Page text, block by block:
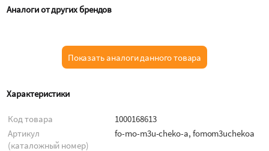
Аналоги от других брендов
Показать аналоги данного товара
Характеристики
Код товара
1000168613
Артикул
(каталожный номер)
fo-mo-m3u-cheko-a, fomom3uchekoa